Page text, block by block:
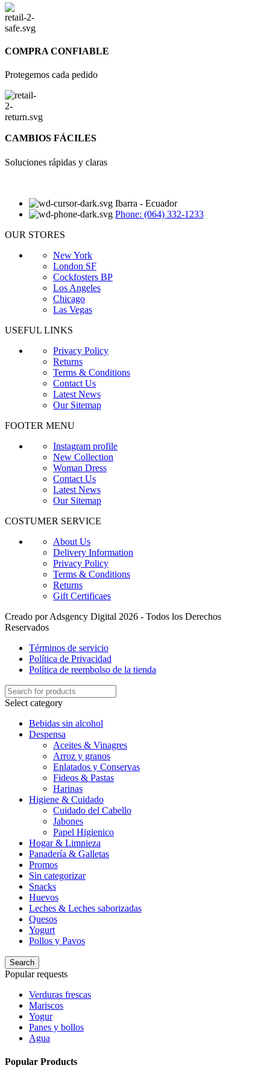
COMPRA CONFIABLE
Protegemos cada pedido
CAMBIOS FÁCILES
Soluciones rápidas y claras
Ibarra - Ecuador
Phone: (064) 332-1233
OUR STORES
New York
London SF
Cockfosters BP
Los Angeles
Chicago
Las Vegas
USEFUL LINKS
Privacy Policy
Returns
Terms & Conditions
Contact Us
Latest News
Our Sitemap
FOOTER MENU
Instagram profile
New Collection
Woman Dress
Contact Us
Latest News
Our Sitemap
COSTUMER SERVICE
About Us
Delivery Information
Privacy Policy
Terms & Conditions
Returns
Gift Certificaes
Creado por Adsgency Digital 2026 - Todos los Derechos
Reservados
Términos de servicio
Política de Privacidad
Política de reembolso de la tienda
Select category
Bebidas sin alcohol
Despensa
Aceites & Vinagres
Arroz y granos
Enlatados y Conservas
Fideos & Pastas
Harinas
Higiene & Cuidado
Cuidado del Cabello
Jabones
Papel Higienico
Hogar & Limpieza
Panadería & Galletas
Promos
Sin categorizar
Snacks
Huevos
Leches & Leches saborizadas
Quesos
Yogurt
Pollos y Pavos
Search
Popular requests
Verduras frescas
Mariscos
Yogur
Panes y bollos
Agua
Popular Products